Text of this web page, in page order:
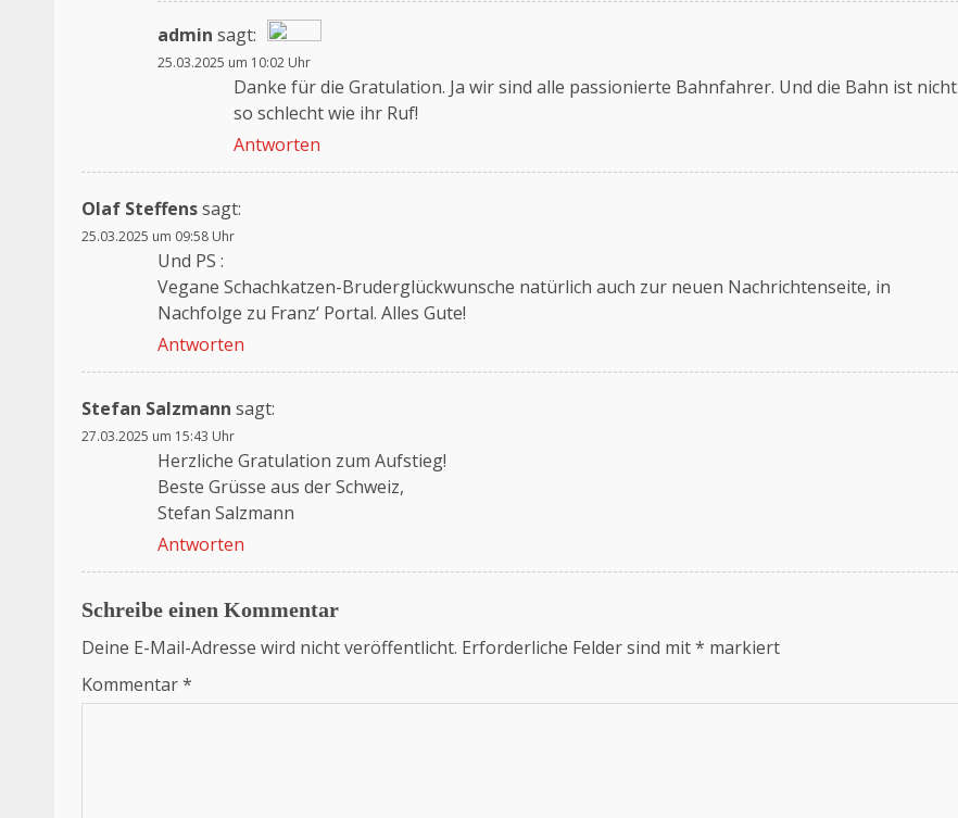
admin sagt:
Das „Echte-Person“-Abzeichen!
Anti-Spam von CleanTalk
25.03.2025 um 10:02 Uhr
Danke für die Gratulation. Ja wir sind alle passionierte Bahnfahrer. Und die Bahn ist nicht
so schlecht wie ihr Ruf!
Antworten
Olaf Steffenssagt:
25.03.2025 um 09:58 Uhr
Und PS :
Vegane Schachkatzen-Bruderglückwunsche natürlich auch zur neuen Nachrichtenseite, in
Nachfolge zu Franz‘ Portal. Alles Gute!
Antworten
Stefan Salzmann sagt:
27.03.2025 um 15:43 Uhr
Herzliche Gratulation zum Aufstieg!
Beste Grüsse aus der Schweiz,
Stefan Salzmann
Antworten
Schreibe einen Kommentar
Deine E-Mail-Adresse wird nicht veröffentlicht. Erforderliche Felder sind mit* markiert
Kommentar*